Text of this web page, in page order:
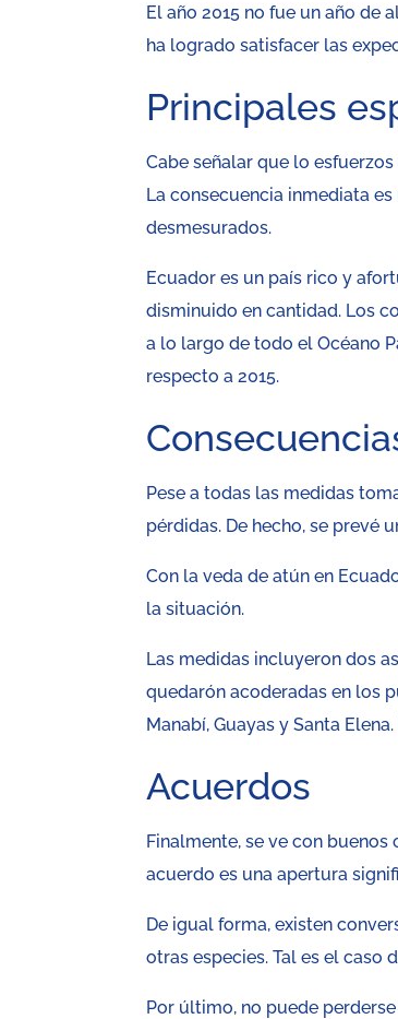
El año 2015 no fue un año
ha logrado satisfacer las
Principales
Cabe señalar que lo
La consecuencia inmediata
desmesurados.
Ecuador es un país rico y
disminuido en cantidad. Los
a lo largo de todo el Océano
respecto a 2015.
Pese a todas las medidas
pérdidas. De hecho, se prevé
Con la veda de atún en
la situación.
Las medidas incluyeron dos
quedarón acoderadas en los
Manabí, Guayas y Santa
Acuerdos
Finalmente, se ve con
acuerdo es una apertura
De igual forma, existen
otras especies. Tal es el caso
Por último, no puede